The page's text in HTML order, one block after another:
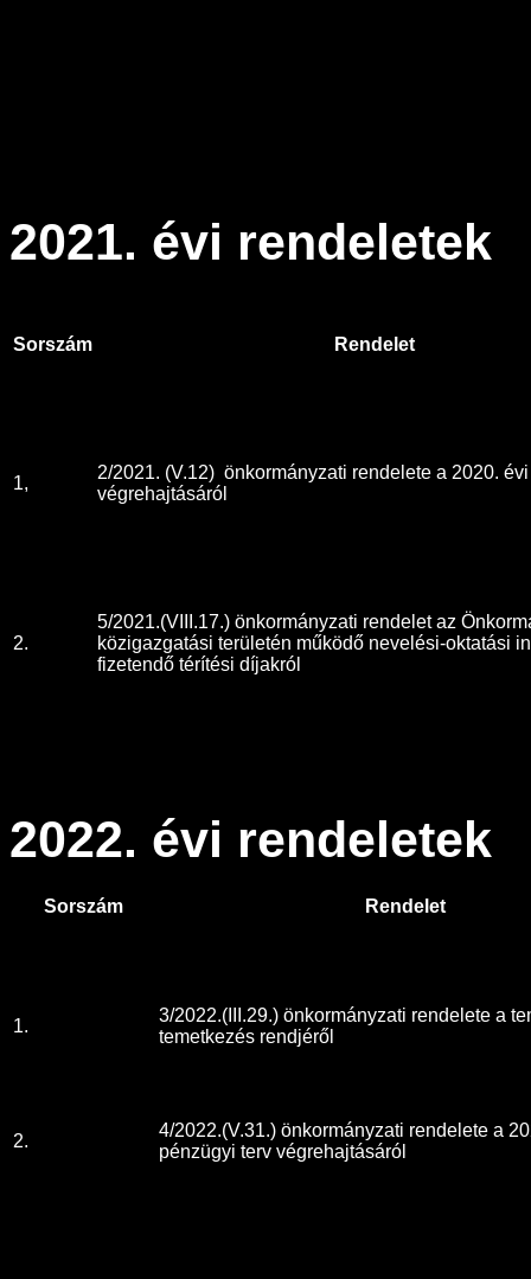
2021. évi rendeletek
Sorszám Rendelet
1,
2/2021. (V.12) önkormányzati rendelete a 2020.
végrehajtásáról
2.
5/2021.(VIII.17.) önkormányzati rendelet az
közigazgatási területén működő nevelési-oktatási
fizetendő térítési díjakról
2022. évi rendeletek
Sorszám Rendelet
1.
3/2022.(III.29.) önkormányzati rendelete a
temetkezés rendjéről
2.
4/2022.(V.31.) önkormányzati rendelete a
pénzügyi terv végrehajtásáról